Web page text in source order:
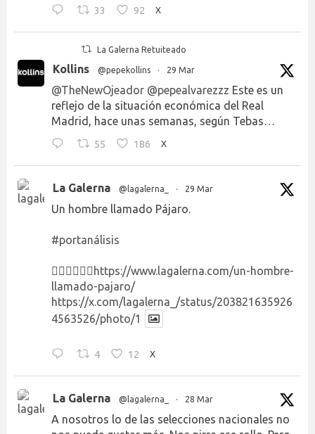
33 92 X
La Galerna Retuiteado
Kollins @pepekollins · 29 Mar
@TheNewOjeador @pepealvarezzz Este es un
reflejo de la situación económica del Real
Madrid, hace unas semanas, según Tebas…
55 186 X
La Galerna @lagalerna_ · 29 Mar
Un hombre llamado Pájaro.
#portanálisis
👉🏻👉🏻👉🏻 https://www.lagalerna.com/un-hombre-
llamado-pajaro/
https://x.com/lagalerna_/status/203821635926
4563526/photo/1
4 12 X
La Galerna @lagalerna_ · 28 Mar
A nosotros lo de las selecciones nacionales no